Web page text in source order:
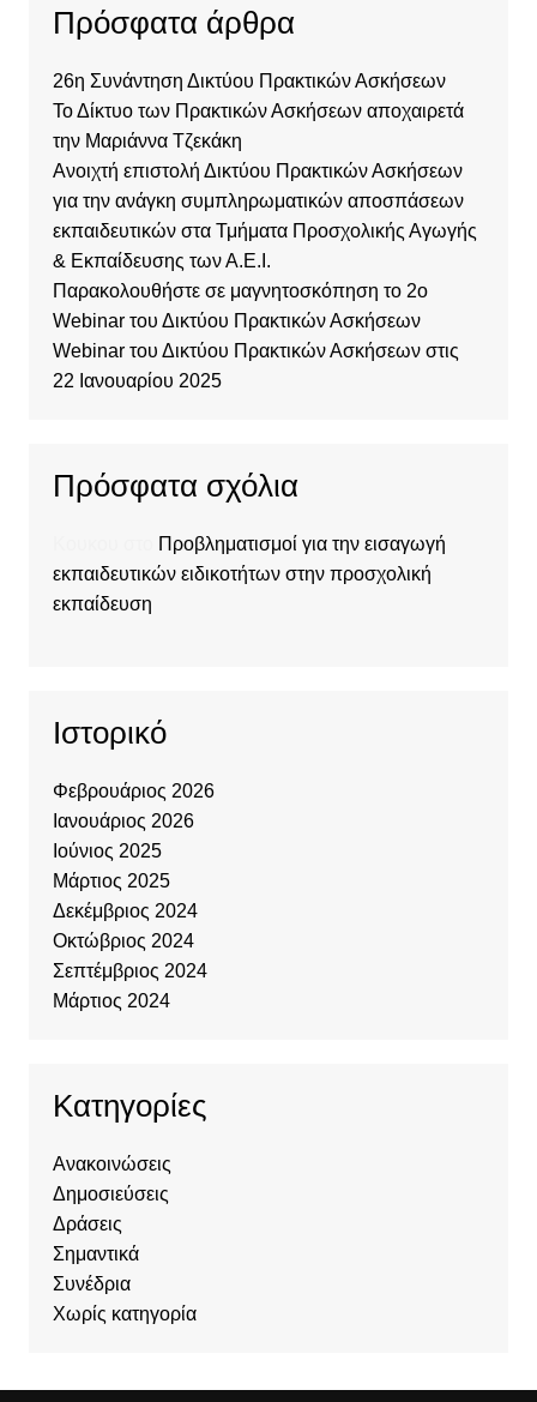
Πρόσφατα άρθρα
26η Συνάντηση Δικτύου Πρακτικών Ασκήσεων
Το Δίκτυο των Πρακτικών Ασκήσεων αποχαιρετά
την Μαριάννα Τζεκάκη
Ανοιχτή επιστολή Δικτύου Πρακτικών Ασκήσεων
για την ανάγκη συμπληρωματικών αποσπάσεων
εκπαιδευτικών στα Τμήματα Προσχολικής Αγωγής
& Εκπαίδευσης των Α.Ε.Ι.
Παρακολουθήστε σε μαγνητοσκόπηση το 2o
Webinar του Δικτύου Πρακτικών Ασκήσεων
Webinar του Δικτύου Πρακτικών Ασκήσεων στις
22 Ιανουαρίου 2025
Πρόσφατα σχόλια
Προβληματισμοί για την εισαγωγή
εκπαιδευτικών ειδικοτήτων στην προσχολική
εκπαίδευση
Ιστορικό
Φεβρουάριος 2026
Ιανουάριος 2026
Ιούνιος 2025
Μάρτιος 2025
Δεκέμβριος 2024
Οκτώβριος 2024
Σεπτέμβριος 2024
Μάρτιος 2024
Kατηγορίες
Ανακοινώσεις
Δημοσιεύσεις
Δράσεις
Σημαντικά
Συνέδρια
Χωρίς κατηγορία